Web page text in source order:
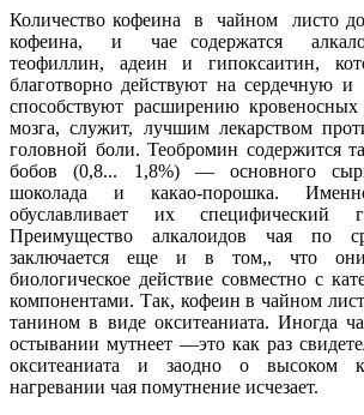
Количество кофеина в чайном листо
кофеина, и чае содержатся
теофиллин, адеин и гипоксаитин,
благотворно действуют на сердечную
способствуют расширению кровеносных
мозга, служит, лучшим лекарством
головной боли. Теобромин содержится
бобов (0,8... 1,8%) — основного
шоколада и какао-порошка.
обуславливает их специфический
Преимущество алкалоидов чая по
заключается еще и в том,, что
биологическое действие совместно с
компонентами. Так, кофеин в чайном
танином в виде окситеаниата. Иногда
остывании мутнеет —это как раз
окситеаниата и заодно о высоком
нагревании чая помутнение исчезает.